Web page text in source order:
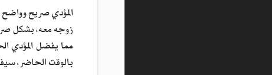
المؤدي صريح
زوجه معه، بشكل
مما يفضل المؤدي
بالوقت الحاضر،